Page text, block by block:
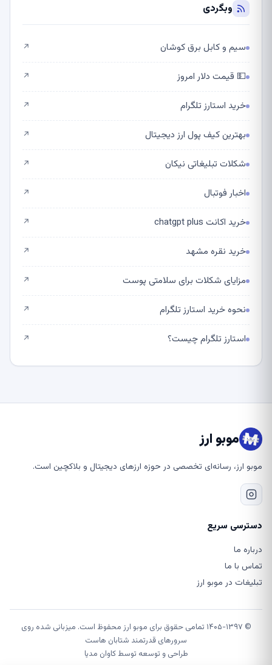
وبگردی
سیم و کابل برق کوشان ↗
💵 قیمت دلار امروز ↗
خرید استارز تلگرام ↗
بهترین کیف پول ارز دیجیتال ↗
شکلات تبلیغاتی نیکان ↗
اخبار فوتبال ↗
خرید اکانت chatgpt plus ↗
خرید نقره مشهد ↗
مزایای شکلات برای سلامتی پوست ↗
نحوه خرید استارز تلگرام ↗
استارز تلگرام چیست؟ ↗
موبو ارز
موبو ارز، رسانه‌ای تخصصی در حوزه ارزهای دیجیتال و بلاکچین است.
دسترسی سریع
درباره ما
تماس با ما
تبلیغات در موبو ارز
© ۱۴۰۵-۱۳۹۷ تمامی حقوق برای موبو ارز محفوظ است. میزبانی شده روی
سرورهای قدرتمند شتابان هاست
طراحی و توسعه توسطکاوان مدیا